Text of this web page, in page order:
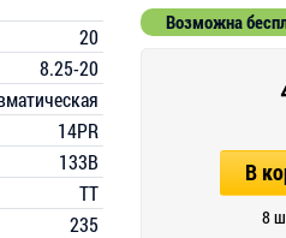
Возможна
В
8
20
8.25-20
14PR
133B
TT
235